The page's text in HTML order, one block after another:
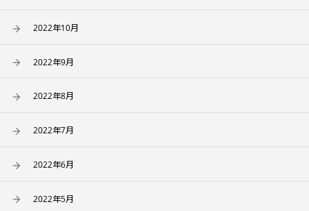
2022年10月
2022年9月
2022年8月
2022年7月
2022年6月
2022年5月